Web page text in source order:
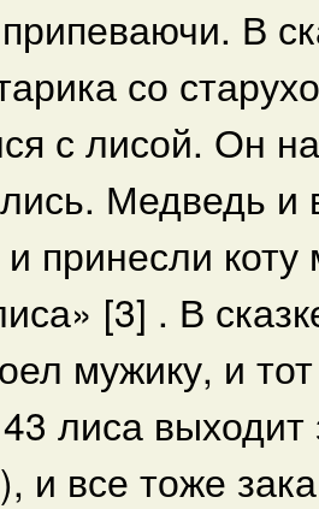
В
со
с лисой. Он
Медведь и
и принесли
[3] . В
мужику, и
лиса
и все тоже